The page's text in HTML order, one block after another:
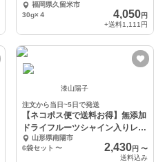
加セミドライフルーツ
福岡県久留米市
30g×４
4,050円
+送料1,111円
漆山陽子
注文から当日~5日で発送
【ネコポス便で送料お得】無添加
ドライフルーツシャイン入りレー
ズン山形県南陽市
6袋セット 〜 2,430円 〜
送料込み